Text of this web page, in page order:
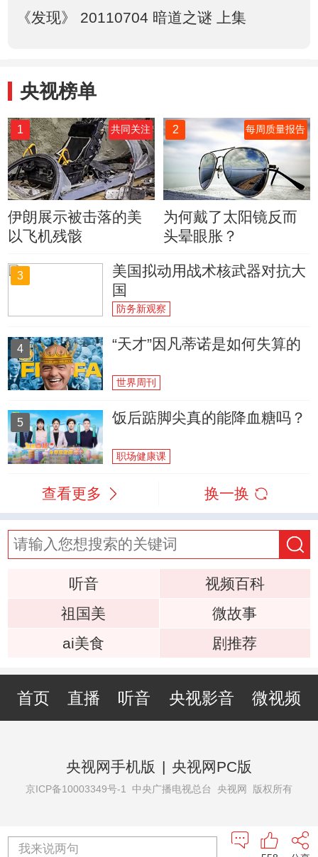
《发现》 20110704 暗道之谜 上集
央视榜单
1 共同关注
伊朗展示被击落的美
以飞机残骸
2 每周质量报告
为何戴了太阳镜反而
头晕眼胀？
3
美国拟动用战术核武器对抗大
国
防务新观察
4 “天才”因凡蒂诺是如何失算的
世界周刊
5 饭后踮脚尖真的能降血糖吗？
职场健康课
查看更多 换一换
听音
视频百科
祖国美
微故事
ai美食
剧推荐
首页 直播 听音 央视影音 微视频
央视网手机版 | 央视网PC版
京ICP备10003349号-1 中央广播电视总台 央视网 版权所有
我来说两句